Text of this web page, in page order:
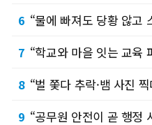
6 “물에 빠져도 당황 않고 스스로 생명 지킨
7 “학교와 마을 잇는 교육 파트너 역량 높
8 “벌 쫓다 추락·뱀 사진 찍다 또 물려”… 천
9 “공무원 안전이 곧 행정 서비스의 질”…